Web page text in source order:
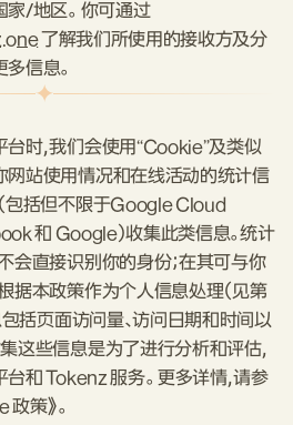
/地区。 你可通过
了解我们所使用的接收方及分
信息。
时，我们会使用“Cookie”及类似
网站使用情况和在线活动的统计信
包括但不限于Google Cloud
和 Google）收集此类信息。统计
会直接识别你的身份；在其可与你
据本政策作为个人信息处理（见第
包括页面访问量、访问日期和时间以
这些信息是为了进行分析和评估，
和 Tokenz 服务。 更多详情，请参
策》。